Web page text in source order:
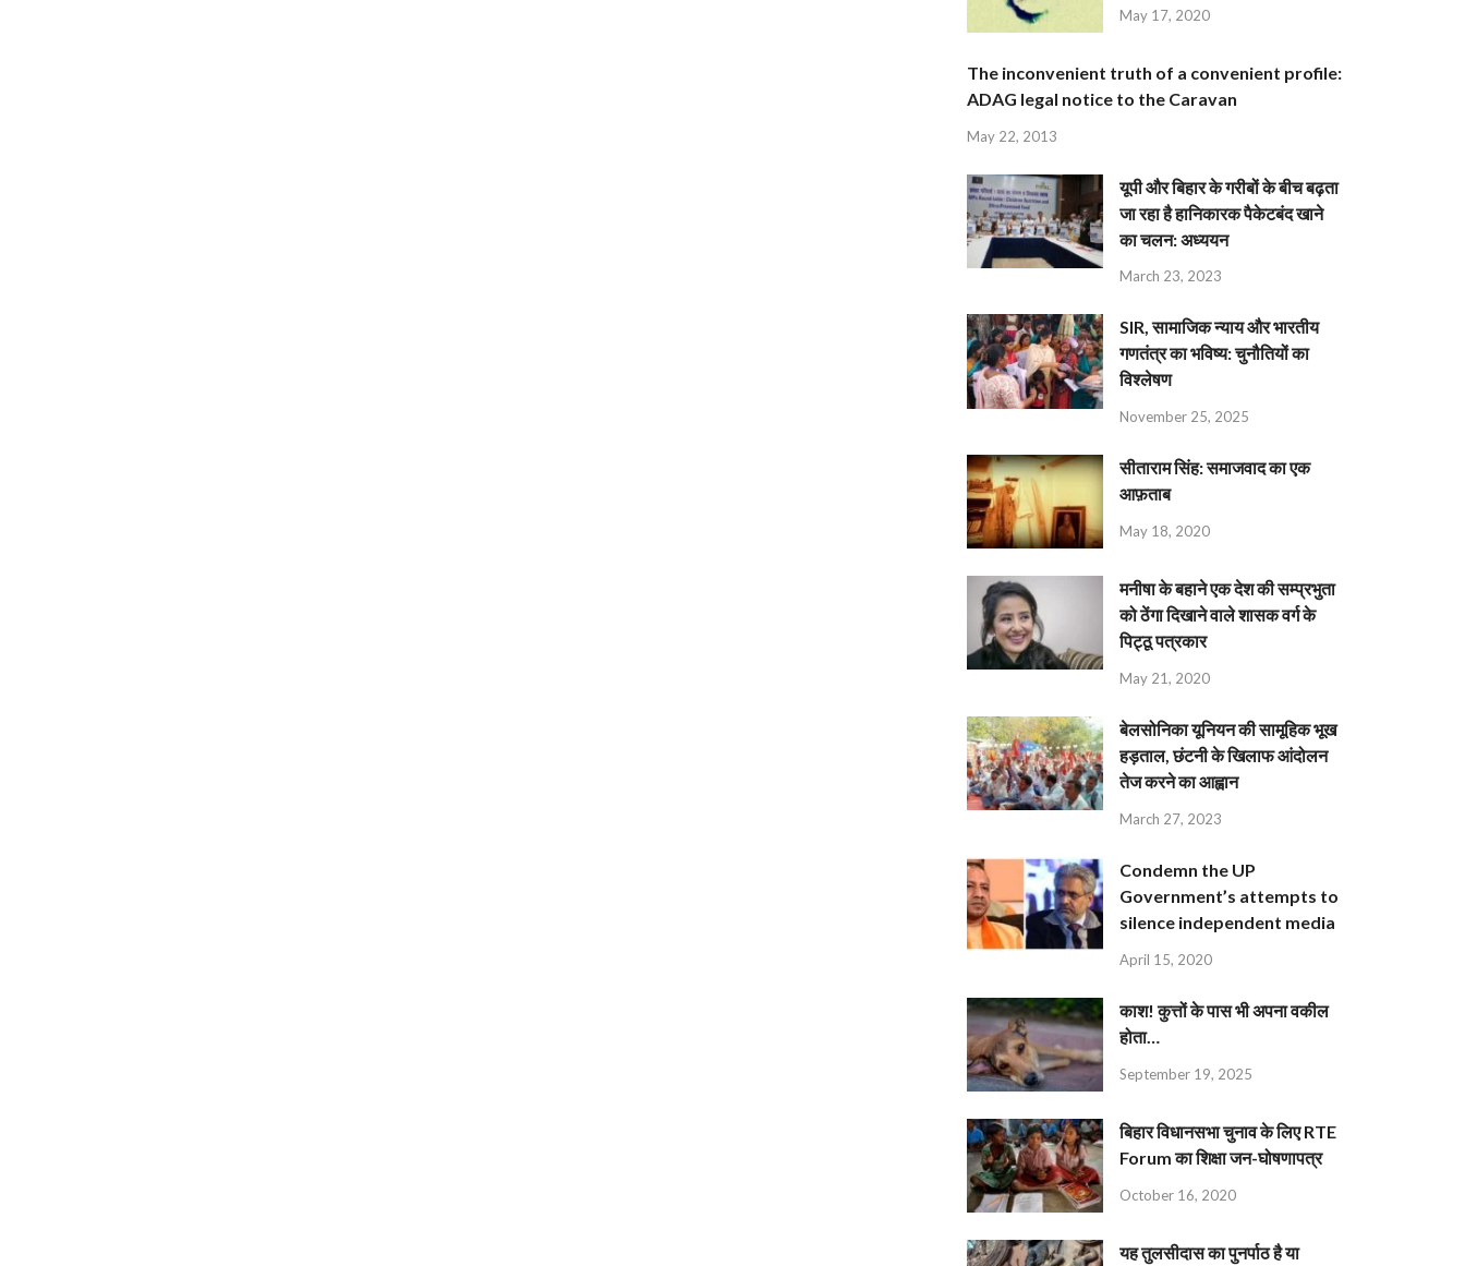
May 17, 2020
The inconvenient truth of a convenient profile:
ADAG legal notice to the Caravan
May 22, 2013
यूपी और बिहार के गरीबों के बीच बढ़ता
जा रहा है हानिकारक पैकेटबंद खाने
का चलन: अध्ययन
March 23, 2023
SIR, सामाजिक न्याय और भारतीय
गणतंत्र का भविष्य: चुनौतियों का
विश्लेषण
November 25, 2025
सीताराम सिंह: समाजवाद का एक
आफ़ताब
May 18, 2020
मनीषा के बहाने एक देश की सम्प्रभुता
को ठेंगा दिखाने वाले शासक वर्ग के
पिट्ठू पत्रकार
May 21, 2020
बेलसोनिका यूनियन की सामूहिक भूख
हड़ताल, छंटनी के खिलाफ आंदोलन
तेज करने का आह्वान
March 27, 2023
Condemn the UP
Government’s attempts to
silence independent media
April 15, 2020
काश! कुत्तों के पास भी अपना वकील
होता…
September 19, 2025
बिहार विधानसभा चुनाव के लिए RTE
Forum का शिक्षा जन-घोषणापत्र
October 16, 2020
यह तुलसीदास का पुनर्पाठ है या